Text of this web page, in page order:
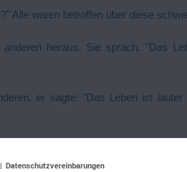
Alle waren betroffen über diese
heraus. Sie sprach: "Das
er sagte: "Das Leben ist lauter
sie selbst, und war der Meinung:
| Datenschutzvereinbarungen